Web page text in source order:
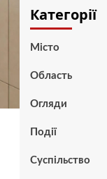
Категорії
Місто
Область
Огляди
Події
Суспільство